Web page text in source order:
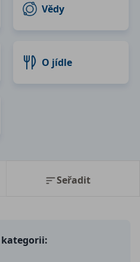
Vědy
O jídle
Seřadit
kategorii: